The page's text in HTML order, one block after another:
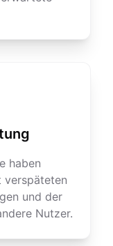
haben
verspäteten
und der
Nutzer.